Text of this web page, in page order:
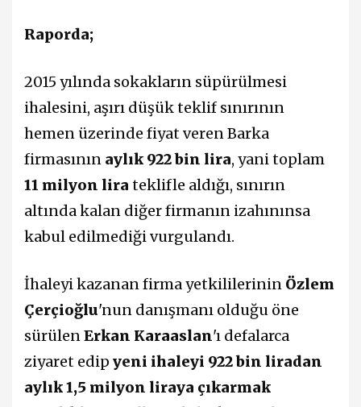
Raporda;
2015 yılında sokakların süpürülmesi
ihalesini, aşırı düşük teklif sınırının
hemen üzerinde fiyat veren Barka
firmasının aylık 922 bin lira, yani toplam
11 milyon lira teklifle aldığı, sınırın
altında kalan diğer firmanın izahınınsa
kabul edilmediği vurgulandı.
İhaleyi kazanan firma yetkililerinin Özlem
Çerçioğlu'nun danışmanı olduğu öne
sürülenErkan Karaaslan'ı defalarca
ziyaret edip yeni ihaleyi 922 bin liradan
aylık 1,5 milyon liraya çıkarmak